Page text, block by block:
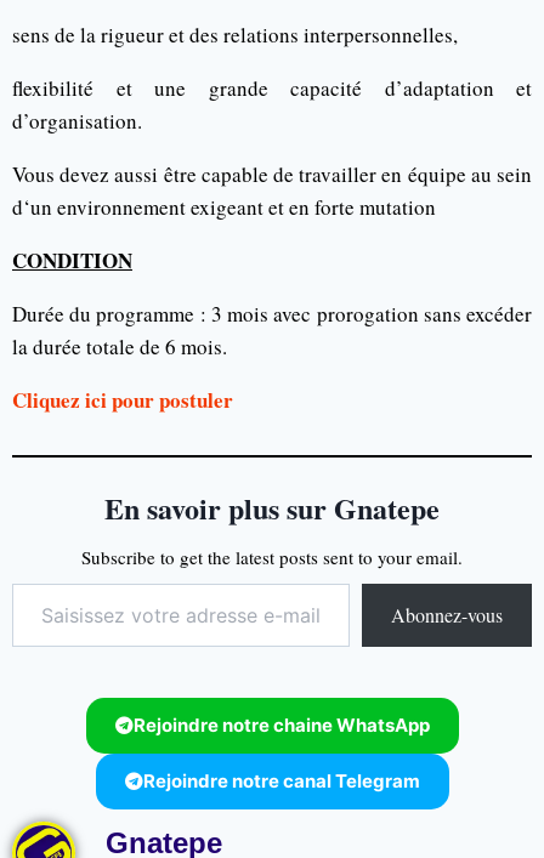
sens de la rigueur et des relations interpersonnelles,
flexibilité et une grande capacité d’adaptation et
d’organisation.
Vous devez aussi être capable de travailler en équipe au sein
d‘un environnement exigeant et en forte mutation
CONDITION
Durée du programme : 3 mois avec prorogation sans excéder
la durée totale de 6 mois.
Cliquez ici pour postuler
En savoir plus sur Gnatepe
Subscribe to get the latest posts sent to your email.
Abonnez-vous
Rejoindre notre chaine WhatsApp
Rejoindre notre canal Telegram
Gnatepe